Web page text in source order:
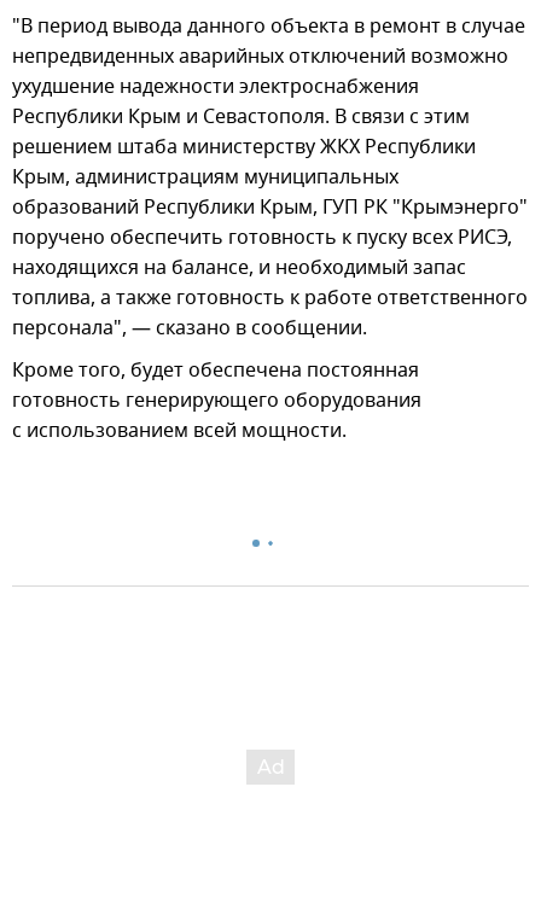
"В период вывода данного объекта в ремонт в случае
непредвиденных аварийных отключений возможно
ухудшение надежности электроснабжения
Республики Крым и Севастополя. В связи с этим
решением штаба министерству ЖКХ Республики
Крым, администрациям муниципальных
образований Республики Крым, ГУП РК "Крымэнерго"
поручено обеспечить готовность к пуску всех РИСЭ,
находящихся на балансе, и необходимый запас
топлива, а также готовность к работе ответственного
персонала", — сказано в сообщении.
Кроме того, будет обеспечена постоянная
готовность генерирующего оборудования
с использованием всей мощности.